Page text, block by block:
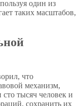
один из
таких масштабов,
что
механизм,
тысяч человек и
сохранить их